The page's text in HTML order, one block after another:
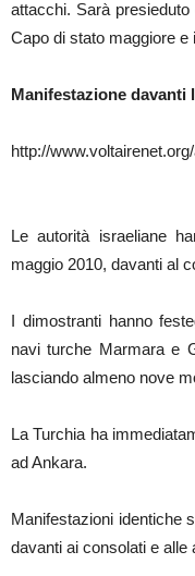
attacchi. Sarà
Capo di stato maggiore e
Manifestazione davanti
http://
Le autorità israeliane
maggio 2010, davanti al
I dimostranti hanno
navi turche Marmara e
lasciando almeno nove
La Turchia ha
ad Ankara.
Manifestazioni identiche
davanti ai consolati e alle